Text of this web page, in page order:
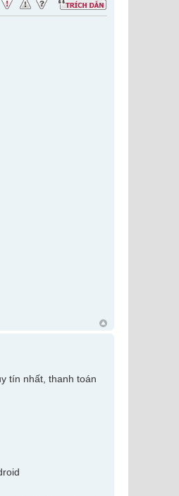
tín nhất, thanh toán